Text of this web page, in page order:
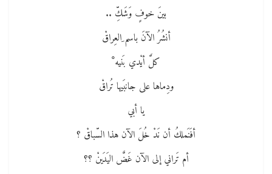
بينَ خوفٍ وَشَكِّ ..
أنشُرُ الآنَ باسم ِالعِراقْ
كلَّ أيْدي بَنيه ْ
ودِماها على جانبَيها تُراقْ
يا أبي
أفَنَملكُ أن نَدْ خُلَ الآن هذا السّباقْ ؟
أم تَراني إلى الآن غَضَّ اليَدَينْ ؟؟